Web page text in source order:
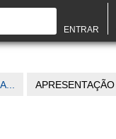
ENTRAR
APRESENTAÇÃO